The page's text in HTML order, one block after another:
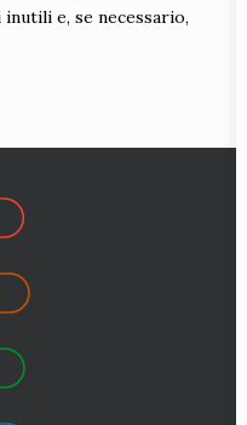
e, se necessario,